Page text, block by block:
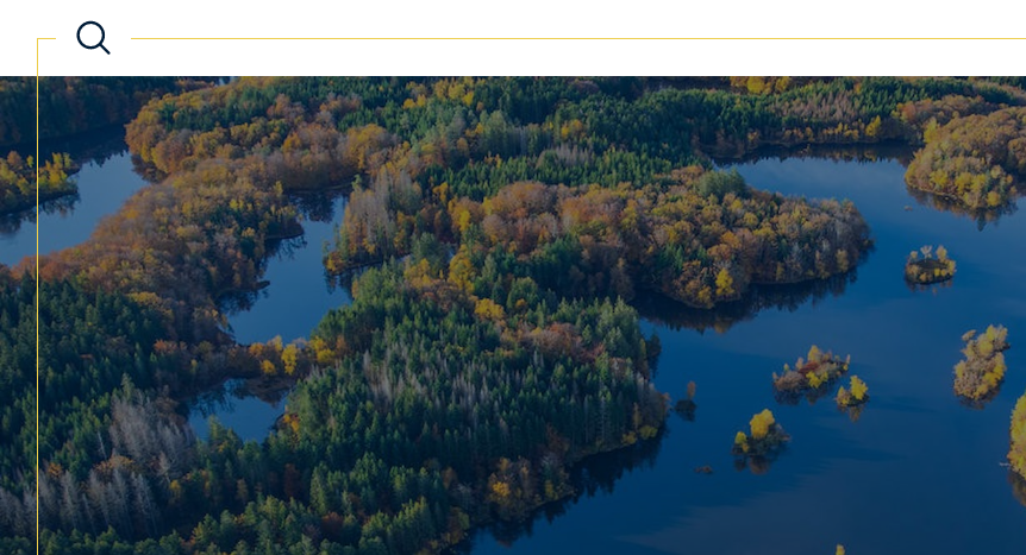
Acheter
de l'ancien
de l'ancien
Louer
à l'année
de l'immo pro
Estimer
TYPE DE BIEN BUDGET
voir les147annonces